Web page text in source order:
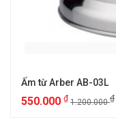
Ấm từ Arber AB-03L
550.000 ₫ 1.200.000₫